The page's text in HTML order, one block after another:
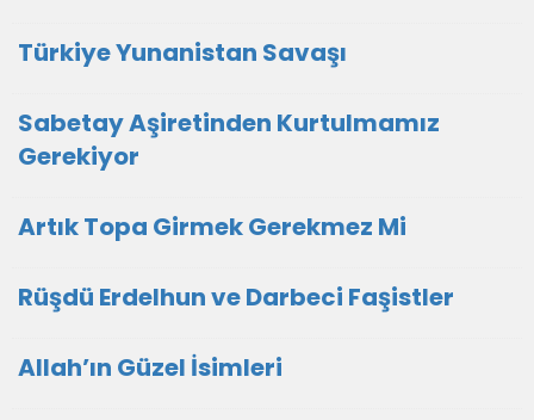
Türkiye Yunanistan Savaşı
Sabetay Aşiretinden Kurtulmamız
Gerekiyor
Artık Topa Girmek Gerekmez Mi
Rüşdü Erdelhun ve Darbeci Faşistler
Allah’ın Güzel İsimleri